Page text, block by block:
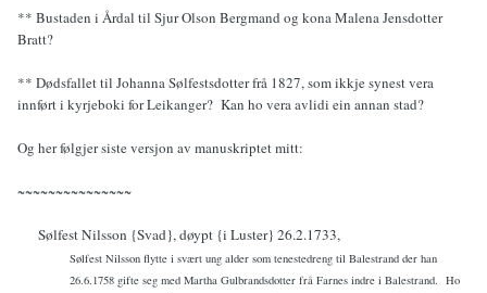
** Bustaden i Årdal til Sjur Olson Bergmand og kona Malena Jensdotter
Bratt?
** Dødsfallet til Johanna Sølfestsdotter frå 1827, som ikkje synest vera
innført i kyrjeboki for Leikanger? Kan ho vera avlidi ein annan stad?
Og her følgjer siste versjon av manuskriptet mitt:
~~~~~~~~~~~~~~~
Sølfest Nilsson {Svad}, døypt {i Luster} 26.2.1733,
Sølfest Nilsson flytte i svært ung alder som tenestedreng til Balestrand der han
26.6.1758 gifte seg med Martha Gulbrandsdotter frå Farnes indre i Balestrand. Ho